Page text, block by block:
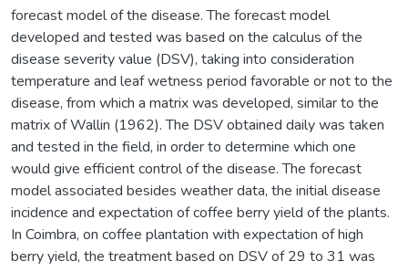
forecast model of the disease. The forecast model
developed and tested was based on the calculus of the
disease severity value (DSV), taking into consideration
temperature and leaf wetness period favorable or not to the
disease, from which a matrix was developed, similar to the
matrix of Wallin (1962). The DSV obtained daily was taken
and tested in the field, in order to determine which one
would give efficient control of the disease. The forecast
model associated besides weather data, the initial disease
incidence and expectation of coffee berry yield of the plants.
In Coimbra, on coffee plantation with expectation of high
berry yield, the treatment based on DSV of 29 to 31 was